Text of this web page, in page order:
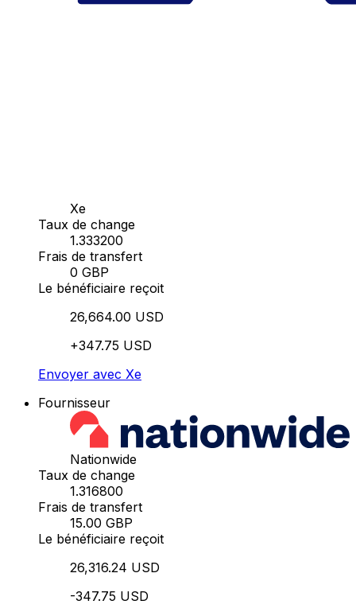
Xe
Taux de change
1.333200
Frais de transfert
0 GBP
Le bénéficiaire reçoit
26,664.00 USD
+347.75 USD
Envoyer avec Xe
Fournisseur
Nationwide
Taux de change
1.316800
Frais de transfert
15.00 GBP
Le bénéficiaire reçoit
26,316.24 USD
-347.75 USD